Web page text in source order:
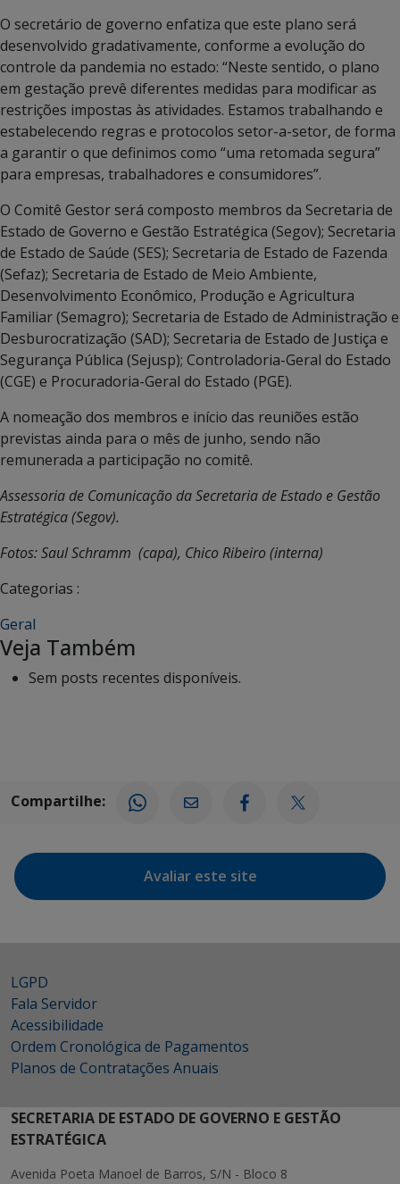
O secretário de governo enfatiza que este plano será
desenvolvido gradativamente, conforme a evolução do
controle da pandemia no estado: “Neste sentido, o plano
em gestação prevê diferentes medidas para modificar as
restrições impostas às atividades. Estamos trabalhando e
estabelecendo regras e protocolos setor-a-setor, de forma
a garantir o que definimos como “uma retomada segura”
para empresas, trabalhadores e consumidores”.
O Comitê Gestor será composto membros da Secretaria de
Estado de Governo e Gestão Estratégica (Segov); Secretaria
de Estado de Saúde (SES); Secretaria de Estado de Fazenda
(Sefaz); Secretaria de Estado de Meio Ambiente,
Desenvolvimento Econômico, Produção e Agricultura
Familiar (Semagro); Secretaria de Estado de Administração e
Desburocratização (SAD); Secretaria de Estado de Justiça e
Segurança Pública (Sejusp); Controladoria-Geral do Estado
(CGE) e Procuradoria-Geral do Estado (PGE).
A nomeação dos membros e início das reuniões estão
previstas ainda para o mês de junho, sendo não
remunerada a participação no comitê.
Assessoria de Comunicação da Secretaria de Estado e Gestão
Estratégica (Segov).
Fotos: Saul Schramm (capa), Chico Ribeiro (interna)
Categorias :
Geral
Veja Também
Sem posts recentes disponíveis.
Compartilhe:
Avaliar este site
LGPD
Fala Servidor
Acessibilidade
Ordem Cronológica de Pagamentos
Planos de Contratações Anuais
SECRETARIA DE ESTADO DE GOVERNO E GESTÃO
ESTRATÉGICA
Avenida Poeta Manoel de Barros, S/N - Bloco 8